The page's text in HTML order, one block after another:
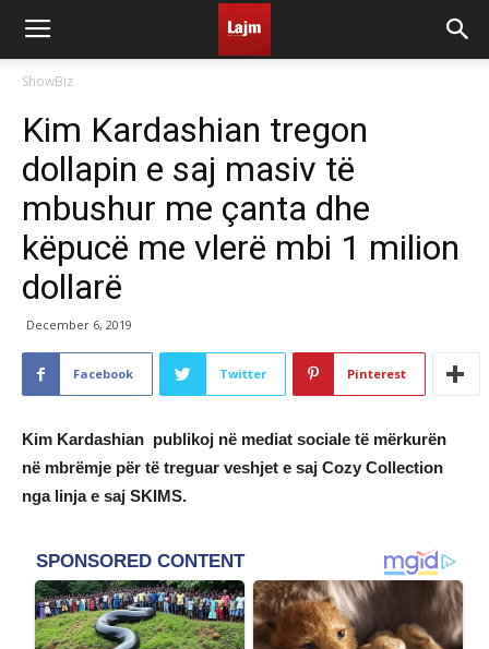
ShowBiz
Kim Kardashian tregon
dollapin e saj masiv të
mbushur me çanta dhe
këpucë me vlerë mbi 1 milion
dollarë
December 6, 2019
Facebook Twitter Pinterest
Kim Kardashian publikoj në mediat sociale të mërkurën
në mbrëmje për të treguar veshjet e saj Cozy Collection
nga linja e saj SKIMS.